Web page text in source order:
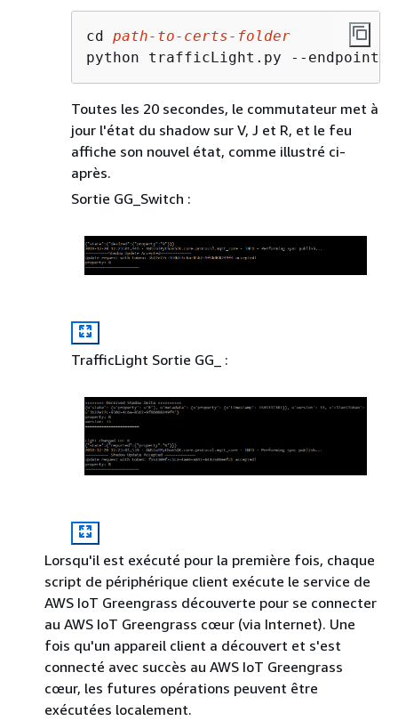
cd path-to-certs-folder
python trafficLight.py --endpoint
Toutes les 20 secondes, le commutateur met à
jour l'état du shadow sur V, J et R, et le feu
affiche son nouvel état, comme illustré ci-
après.
Sortie GG_Switch :
TrafficLight Sortie GG_ :
Lorsqu'il est exécuté pour la première fois, chaque
script de périphérique client exécute le service de
AWS IoT Greengrass découverte pour se connecter
au AWS IoT Greengrass cœur (via Internet). Une
fois qu'un appareil client a découvert et s'est
connecté avec succès au AWS IoT Greengrass
cœur, les futures opérations peuvent être
exécutées localement.